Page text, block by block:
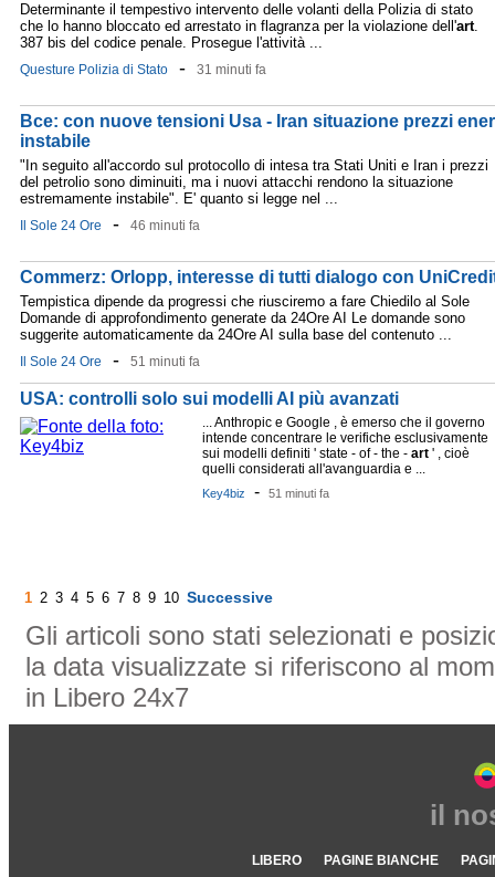
Determinante il tempestivo intervento delle volanti della Polizia di stato
che lo hanno bloccato ed arrestato in flagranza per la violazione dell'art.
387 bis del codice penale. Prosegue l'attività ...
Questure Polizia di Stato - 31 minuti fa
Bce: con nuove tensioni Usa - Iran situazione prezzi
instabile
"In seguito all'accordo sul protocollo di intesa tra Stati Uniti e Iran i prezzi
del petrolio sono diminuiti, ma i nuovi attacchi rendono la situazione
estremamente instabile". E' quanto si legge nel ...
Il Sole 24 Ore - 46 minuti fa
Commerz: Orlopp, interesse di tutti dialogo con
Tempistica dipende da progressi che riusciremo a fare Chiedilo al Sole
Domande di approfondimento generate da 24Ore AI Le domande sono
suggerite automaticamente da 24Ore AI sulla base del contenuto ...
Il Sole 24 Ore - 51 minuti fa
USA: controlli solo sui modelli AI più avanzati
... Anthropic e Google , è emerso che il governo
intende concentrare le verifiche esclusivamente
sui modelli definiti ' state - of - the - art ' , cioè
quelli considerati all'avanguardia e ...
Key4biz - 51 minuti fa
1 2 3 4 5 6 7 8 9 10 Successive
Gli articoli sono stati selezionati e
la data visualizzate si riferiscono al
in Libero 24x7
il
LIBERO PAGINE BIANCHE